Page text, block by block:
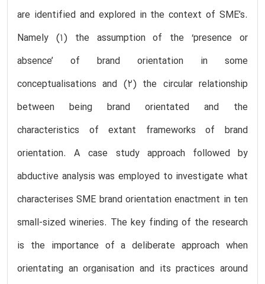
are identified and explored in the context of SME’s.
Namely (1) the assumption of the ‘presence or
absence’ of brand orientation in some
conceptualisations and (2) the circular relationship
between being brand orientated and the
characteristics of extant frameworks of brand
orientation. A case study approach followed by
abductive analysis was employed to investigate what
characterises SME brand orientation enactment in ten
small-sized wineries. The key finding of the research
is the importance of a deliberate approach when
orientating an organisation and its practices around